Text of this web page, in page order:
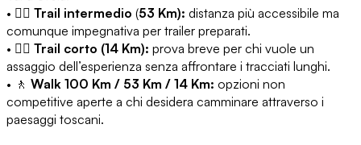
• 🏃‍♂️ Trail intermedio (53 Km): distanza più accessibile ma
comunque impegnativa per trailer preparati.
• 🏃‍♀️ Trail corto (14 Km): prova breve per chi vuole un
assaggio dell’esperienza senza affrontare i tracciati lunghi.
• 🚶 Walk 100 Km / 53 Km / 14 Km: opzioni non
competitive aperte a chi desidera camminare attraverso i
paesaggi toscani.